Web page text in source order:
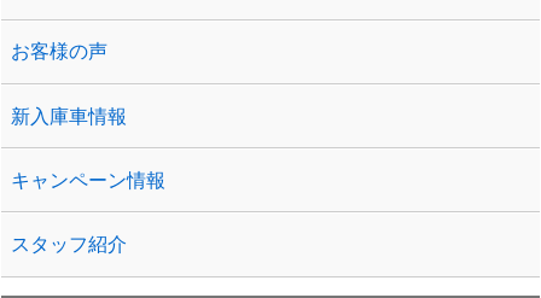
お客様の声
新入庫車情報
キャンペーン情報
スタッフ紹介